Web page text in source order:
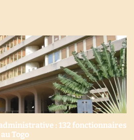
: 132 fonctionnaires
Togo